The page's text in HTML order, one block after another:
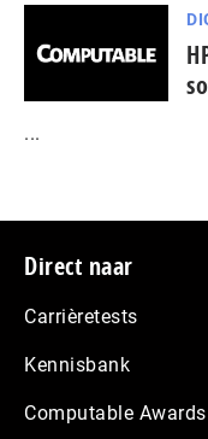
...
Footer
Direct naar
Carrièretests
Kennisbank
Computable Awards